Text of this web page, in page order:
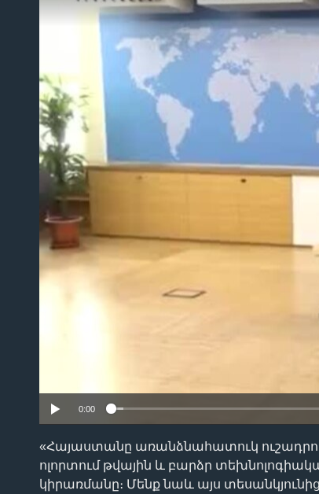
0:00
«Հայաստանը առանձնահատուկ
ոլորտում թվային և բարձր
կիրառմանը։ Մենք նաև այս